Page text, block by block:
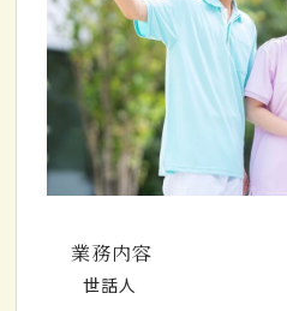
業務内容
世話人